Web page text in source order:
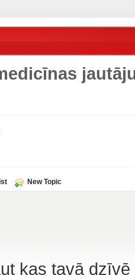
New Topic
kas tavā